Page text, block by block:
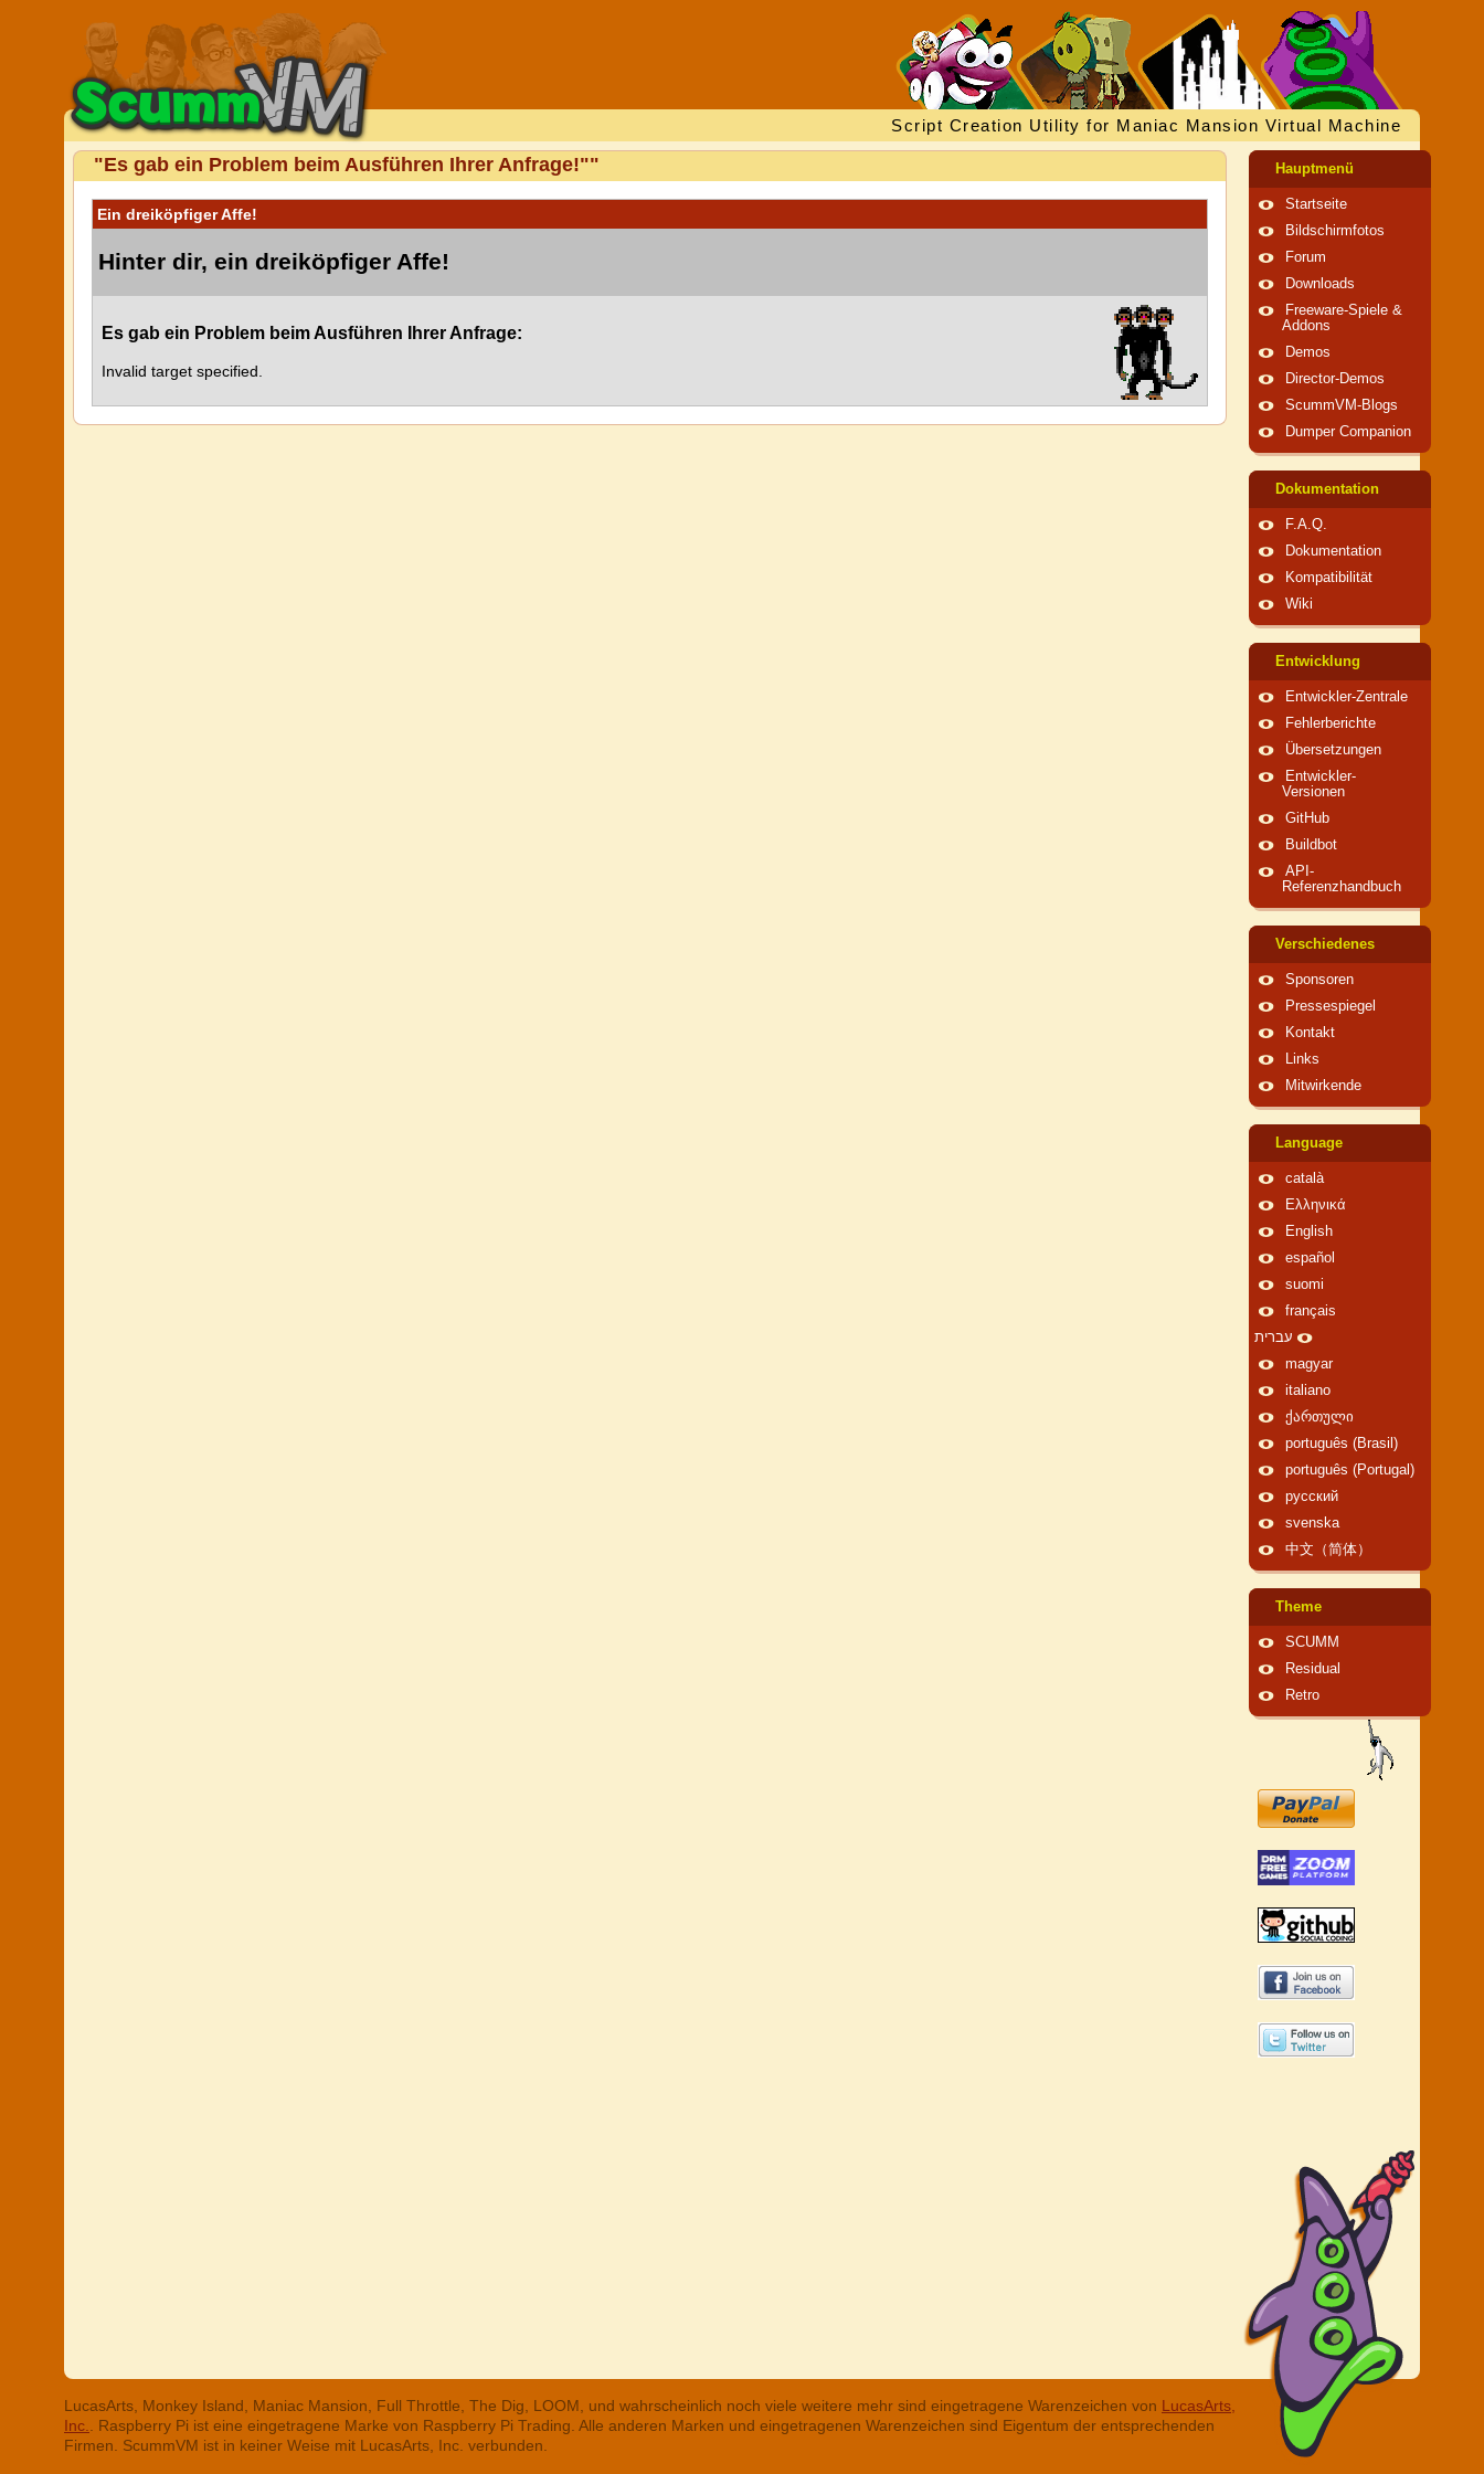
Script Creation Utility for Maniac Mansion Virtual Machine
"Es gab ein Problem beim Ausführen Ihrer Anfrage!""
Ein dreiköpfiger Affe!
Hinter dir, ein dreiköpfiger Affe!
Es gab ein Problem beim Ausführen Ihrer Anfrage:
Invalid target specified.
Hauptmenü
Startseite
Bildschirmfotos
Forum
Downloads
Freeware-Spiele &
Addons
Demos
Director-Demos
ScummVM-Blogs
Dumper Companion
Dokumentation
F.A.Q.
Dokumentation
Kompatibilität
Wiki
Entwicklung
Entwickler-Zentrale
Fehlerberichte
Übersetzungen
Entwickler-
Versionen
GitHub
Buildbot
API-
Referenzhandbuch
Verschiedenes
Sponsoren
Pressespiegel
Kontakt
Links
Mitwirkende
Language
català
Ελληνικά
English
español
suomi
français
עברית
magyar
italiano
ქართული
português (Brasil)
português (Portugal)
русский
svenska
中文（简体）
Theme
SCUMM
Residual
Retro
LucasArts, Monkey Island, Maniac Mansion, Full Throttle, The Dig, LOOM, und wahrscheinlich noch viele weitere mehr sind eingetragene Warenzeichen von LucasArts,
Inc.
. Raspberry Pi ist eine eingetragene Marke von Raspberry Pi Trading. Alle anderen Marken und eingetragenen Warenzeichen sind Eigentum der entsprechenden
Firmen. ScummVM ist in keiner Weise mit LucasArts, Inc. verbunden.